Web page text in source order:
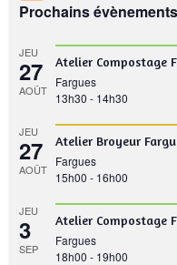
Prochains évènements
JEU
27
AOÛT
Atelier Compostage
Fargues
13h30 - 14h30
JEU
27
AOÛT
Atelier Broyeur
Fargues
15h00 - 16h00
JEU
3
SEP
Atelier Compostage
Fargues
18h00 - 19h00